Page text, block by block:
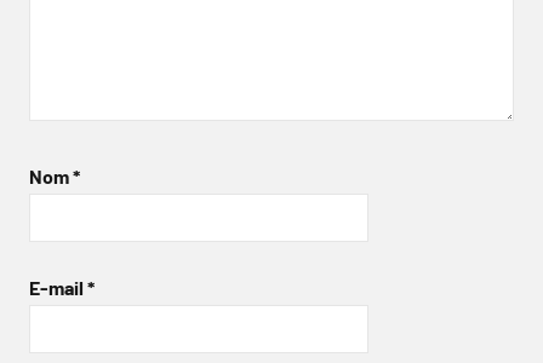
Nom*
E-mail *